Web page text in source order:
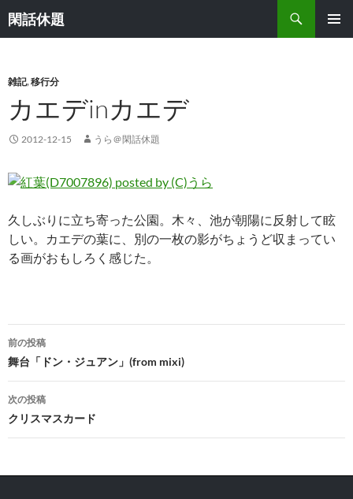
閑話休題
索
ン
へ
キ
プ
雑記,移行分
カエデinカエデ
2012-12-15 うら＠閑話休題
久しぶりに立ち寄った公園。木々、池が朝陽に反射して眩
しい。カエデの葉に、別の一枚の影がちょうど収まってい
る画がおもしろく感じた。
投
稿
ナ
ビ
ゲ
ー
前の投稿
舞台「ドン・ジュアン」(from mixi)
次の投稿
クリスマスカード